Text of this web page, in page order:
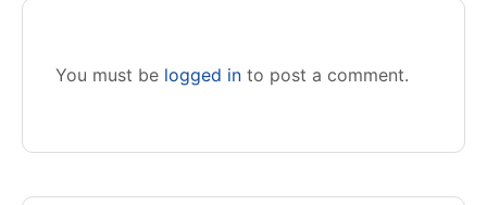
You must be logged in to post a comment.